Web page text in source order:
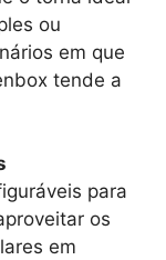
ou
em que
tende a
para
os
em